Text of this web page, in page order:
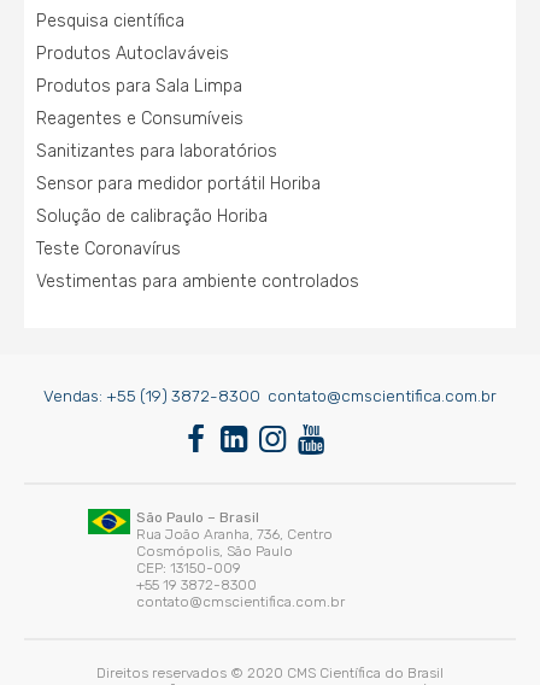
Pesquisa científica
Produtos Autoclaváveis
Produtos para Sala Limpa
Reagentes e Consumíveis
Sanitizantes para laboratórios
Sensor para medidor portátil Horiba
Solução de calibração Horiba
Teste Coronavírus
Vestimentas para ambiente controlados
Vendas: +55 (19) 3872-8300 contato@cmscientifica.com.br
Direitos reservados © 2020 CMS Científica do Brasil
São Paulo – Brasil
Rua João Aranha, 736, Centro
Cosmópolis, São Paulo
CEP: 13150-009
+55 19 3872-8300
contato@cmscientifica.com.br